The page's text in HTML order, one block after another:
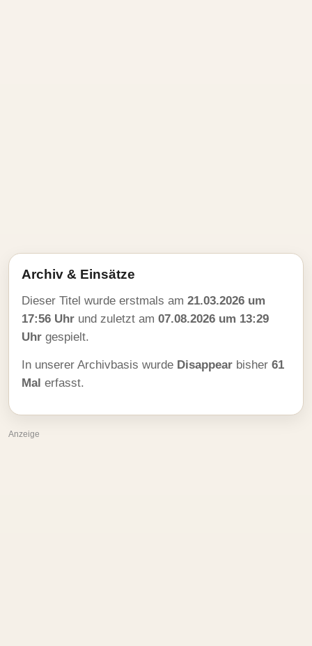
Archiv & Einsätze
Dieser Titel wurde erstmals am 21.03.2026 um
17:56 Uhr und zuletzt am 07.08.2026 um 13:29
Uhr gespielt.
In unserer Archivbasis wurde Disappear bisher 61
Mal erfasst.
Anzeige